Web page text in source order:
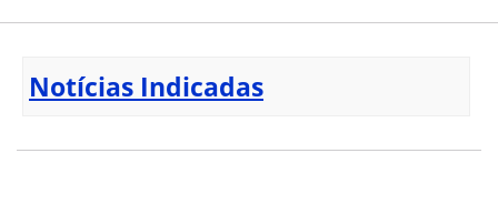
Notícias Indicadas